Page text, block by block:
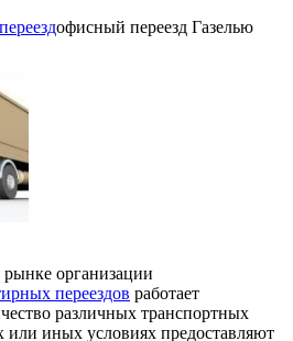
офисный переезд Газелью
организации
переездов работает
различных транспортных
или иных условиях предоставляют